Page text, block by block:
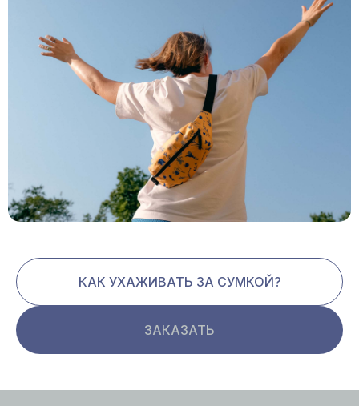
КАК УХАЖИВАТЬ ЗА СУМКОЙ?
ЗАКАЗАТЬ